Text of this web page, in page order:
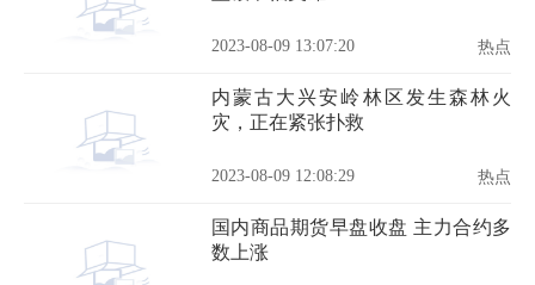
2023-08-09 13:07:20 热点
内蒙古大兴安岭林区发生森林火
灾，正在紧张扑救
2023-08-09 12:08:29 热点
国内商品期货早盘收盘 主力合约多
数上涨